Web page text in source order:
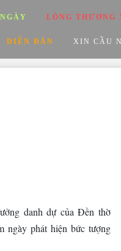
LÒNG THƯƠNG
DIỄN ĐÀN XIN CẦU
danh dự của Đền thờ
ngày phát hiện bức tượng